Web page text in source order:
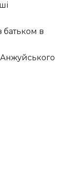
батьком в
Анжуйського